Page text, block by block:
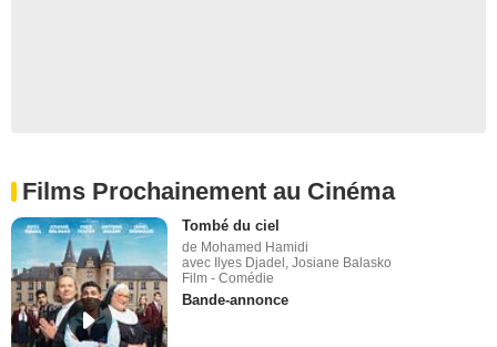
Films Prochainement au Cinéma
Tombé du ciel
de Mohamed Hamidi
avec Ilyes Djadel, Josiane Balasko
Film - Comédie
Bande-annonce